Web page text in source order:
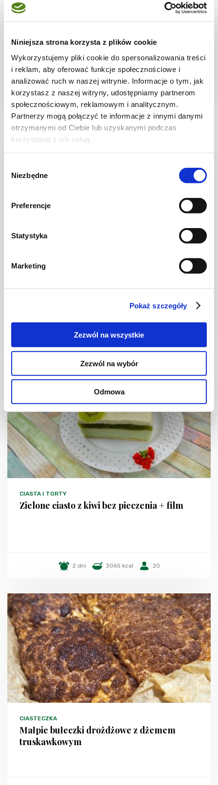
Niniejsza strona korzysta z plików cookie
Wykorzystujemy pliki cookie do spersonalizowania treści
i reklam, aby oferować funkcje społecznościowe i
analizować ruch w naszej witrynie. Informacje o tym, jak
korzystasz z naszej witryny, udostępniamy partnerom
społecznościowym, reklamowym i analitycznym.
Partnerzy mogą połączyć te informacje z innymi danymi
otrzymanymi od Ciebie lub uzyskanymi podczas
korzystania z ich usług.
zgody
Niezbędne
Preferencje
Statystyka
Marketing
Pokaż szczegóły
Zezwól na wszystkie
Zezwól na wybór
Odmowa
Puszyste bułeczki drożdżowe - domowe
bułki emotki
2 godz. 2713 kcal 6
CIASTA I TORTY
4103 kcal
CIASTA I TORTY
Zielone ciasto z kiwi bez pieczenia + film
2 dni 3065 kcal 20
CIASTECZKA
Małpie bułeczki drożdżowe z dżemem
truskawkowym